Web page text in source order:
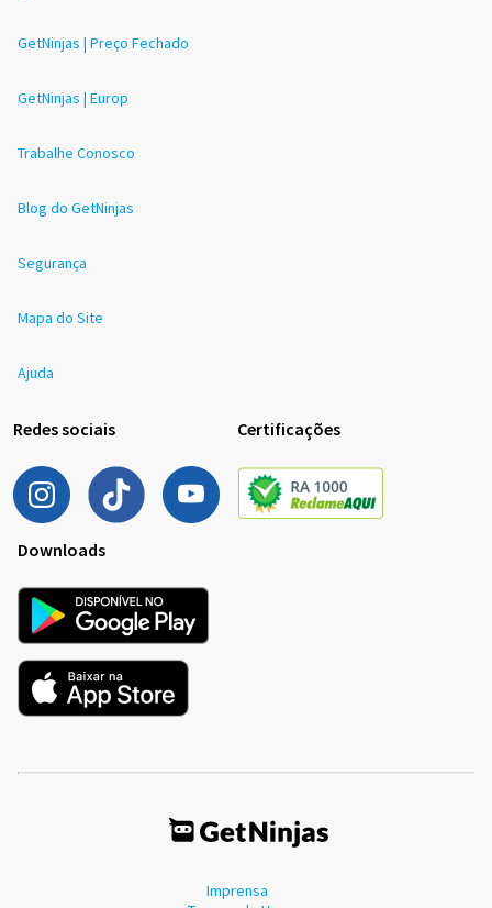
GetNinjas | Preço Fechado
GetNinjas | Europ
Trabalhe Conosco
Blog do GetNinjas
Segurança
Mapa do Site
Ajuda
Redes sociais Certificações
Downloads
Imprensa